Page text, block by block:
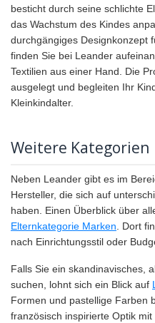
besticht durch seine schlichte
das Wachstum des Kindes
durchgängiges Designkonzept
finden Sie bei Leander
Textilien aus einer Hand. Die
ausgelegt und begleiten Ihr
Kleinkindalter.
Weitere Kategorien
Neben Leander gibt es im
Hersteller, die sich auf
haben. Einen Überblick über
Elternkategorie Marken . Dort
nach Einrichtungsstil oder
Falls Sie ein skandinavisches,
suchen, lohnt sich ein Blick auf
Formen und pastellige Farben
französisch inspirierte Optik